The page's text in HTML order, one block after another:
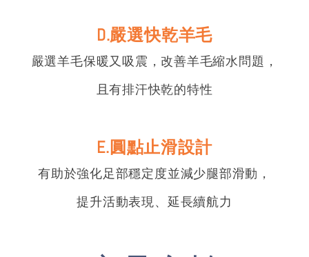
D.嚴選快乾羊毛
嚴選羊毛保暖又吸震，改善羊毛縮水問題，
且有排汗快乾的特性
E.圓點止滑設計
有助於強化足部穩定度並減少腿部滑動，
提升活動表現、延長續航力